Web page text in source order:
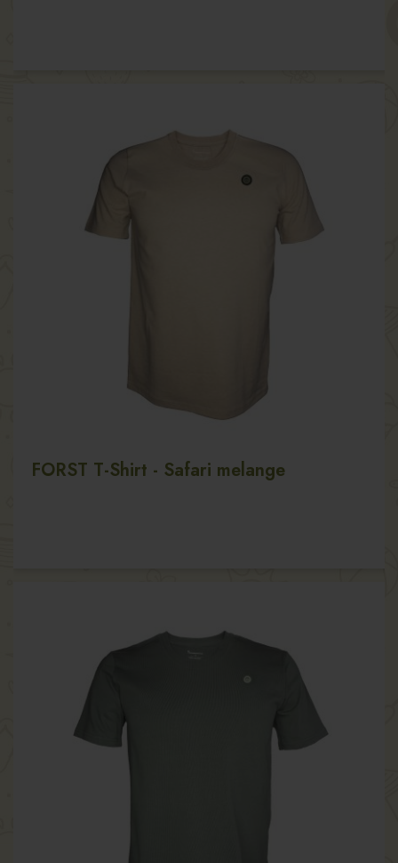
FORST T-Shirt - Safari melange